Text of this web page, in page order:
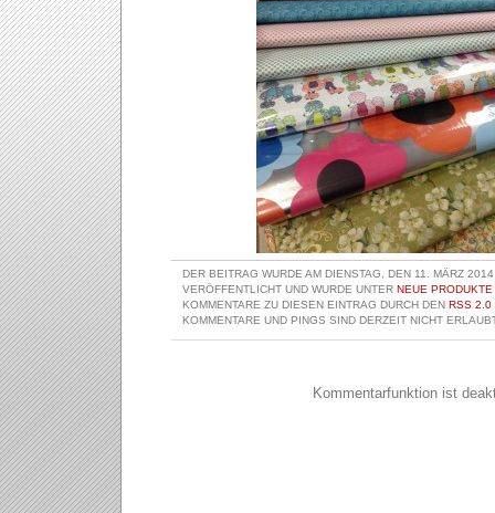
DER BEITRAG WURDE AM DIENSTAG, DEN 11. MÄRZ
VERÖFFENTLICHT UND WURDE UNTER NEUE PRODUKTE
KOMMENTARE ZU DIESEN EINTRAG DURCH DEN RSS 2.0
KOMMENTARE UND PINGS SIND DERZEIT NICHT
Kommentarfunktion ist